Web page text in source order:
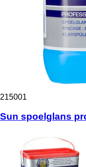
215001
Sun spoelglans